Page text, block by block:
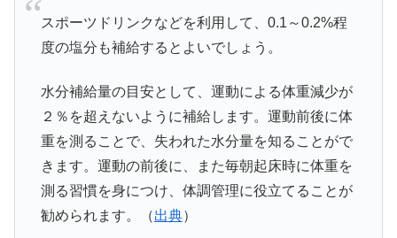
スポーツドリンクなどを利用して、0.1～0.2%程
度の塩分も補給するとよいでしょう。
水分補給量の目安として、運動による体重減少が
２％を超えないように補給します。運動前後に体
重を測ることで、失われた水分量を知ることがで
きます。運動の前後に、また毎朝起床時に体重を
測る習慣を身につけ、体調管理に役立てることが
勧められます。（出典）